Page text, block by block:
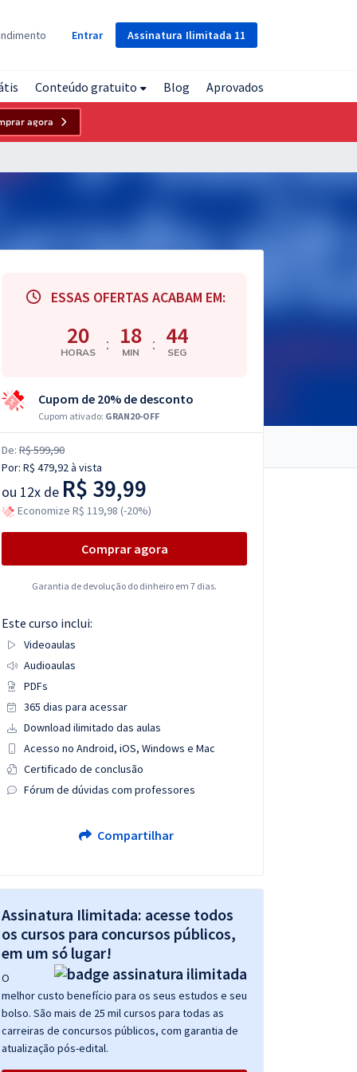
Assinatura Ilimitada 11
Entrar
Conteúdo gratuito Blog Aprovados
agora
ESSAS OFERTAS ACABAM EM:
20
HORAS : 18
MIN : 43
SEG
Cupom de 20% de desconto
Cupom ativado: GRAN20-OFF
De: R$ 599,90
Por: R$ 479,92à vista
ou 12x de R$ 39,99
Economize R$ 119,98 (-20%)
Comprar agora
Garantia de devolução do dinheiro em 7 dias.
Este curso inclui:
Videoaulas
Audioaulas
PDFs
365 dias para acessar
Download ilimitado das aulas
Acesso no Android, iOS, Windows e Mac
Certificado de conclusão
Fórum de dúvidas com professores
Compartilhar
Assinatura Ilimitada: acesse todos
os cursos para concursos públicos,
em um só lugar!
O
melhor custo benefício para os seus estudos e seu
bolso. São mais de 25 mil cursos para todas as
carreiras de concursos públicos, com garantia de
atualização pós-edital.